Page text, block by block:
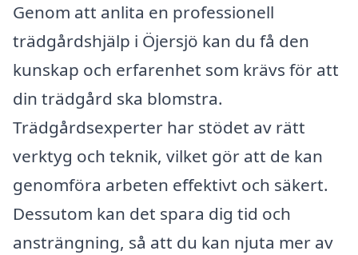
Genom att anlita en professionell
trädgårdshjälp i Öjersjö kan du få den
kunskap och erfarenhet som krävs för att
din trädgård ska blomstra.
Trädgårdsexperter har stödet av rätt
verktyg och teknik, vilket gör att de kan
genomföra arbeten effektivt och säkert.
Dessutom kan det spara dig tid och
ansträngning, så att du kan njuta mer av